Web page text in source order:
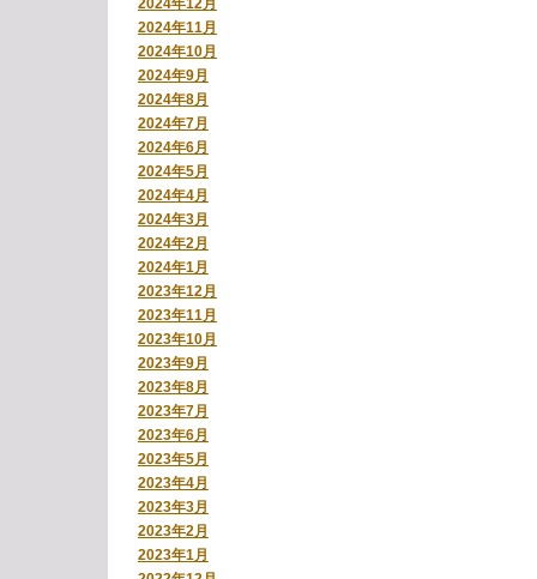
2024年11月
2024年10月
2024年9月
2024年8月
2024年7月
2024年6月
2024年5月
2024年4月
2024年3月
2024年2月
2024年1月
2023年12月
2023年11月
2023年10月
2023年9月
2023年8月
2023年7月
2023年6月
2023年5月
2023年4月
2023年3月
2023年2月
2023年1月